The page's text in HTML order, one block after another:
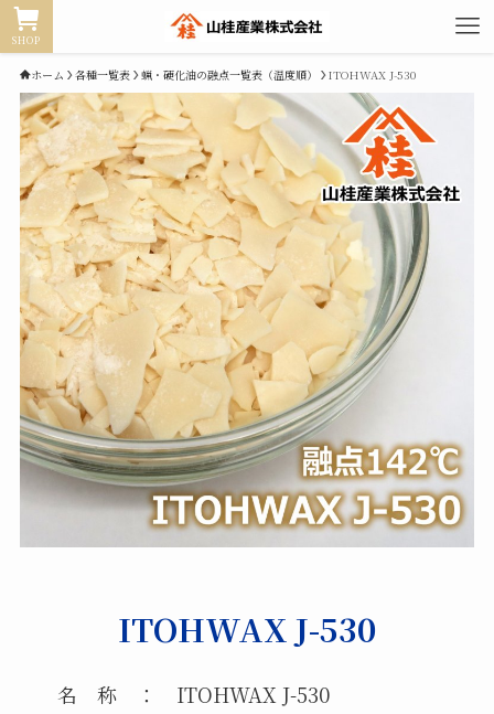
SHOP
ホーム 各種一覧表 蝋・硬化油の融点一覧表（温度順） ITOHWAX J-530
ITOHWAX J-530
名 称 ： ITOHWAX J-530